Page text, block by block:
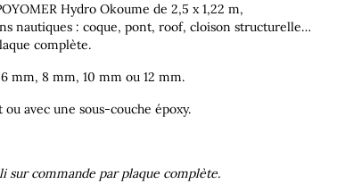
Hydro Okoume de 2,5 x 1,22 m,
nautiques : coque, pont, roof, cloison structurelle…
complète.
mm, 8 mm, 10 mm ou 12 mm.
avec une sous-couche époxy.
sur commande par plaque complète.